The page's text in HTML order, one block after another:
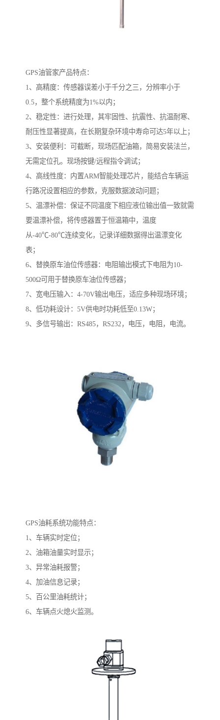
GPS油管家产品特点：
1、高精度：传感器误差小于千分之三，分辨率小于
0.5，整个系统精度为1%以内；
2、稳定性：进行处理，其牢固性、抗震性、抗温耐寒、
耐压性显著提高，在长期复杂环境中寿命可达5年以上；
3、安装便利：可截断，现场匹配油箱，简易安装法兰，
无需定位孔。现场按键/远程指令调试；
4、高线性度：内置ARM智能处理芯片，能结合车辆运
行路况设置相应的参数，克服数据波动问题；
5、温漂补偿：保证不同温度下相应液位输出值一致就需
要温漂补偿，将传感器置于恒温箱中，温度
从-40℃-80℃连续变化，记录详细数据得出温漂变化
表；
6、替换原车油位传感器：电阻输出模式下电阻为10-
500Ω可用于替换原车油位传感器；
7、宽电压输入：4-70V输出电压，适应多种现场环境；
8、低功耗设计：5V供电时功耗低至0.13W；
9、多信号输出：RS485，RS232，电压，电阻，电流。
GPS油耗系统功能特点：
1、车辆实时定位；
2、油箱油量实时显示；
3、异常油耗报警；
4、加油信息记录；
5、百公里油耗统计；
6、车辆点火熄火监测。